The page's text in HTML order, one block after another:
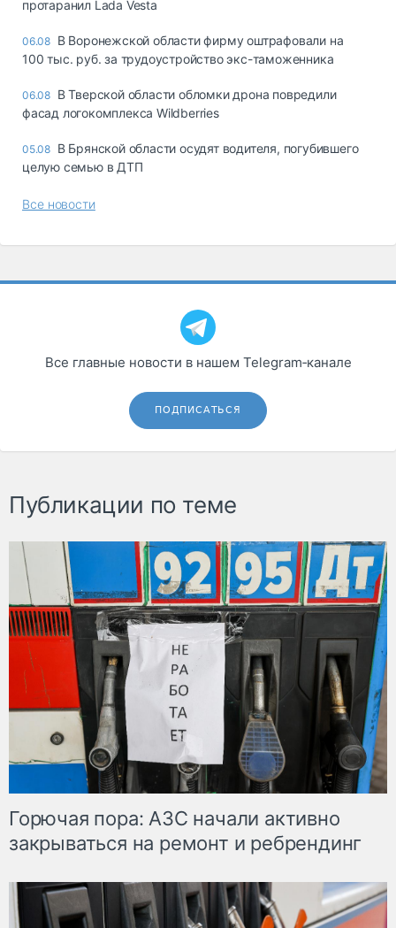
протаранил Lada Vesta
06.08 В Воронежской области фирму оштрафовали на
100 тыс. руб. за трудоустройство экс-таможенника
06.08 В Тверской области обломки дрона повредили
фасад логокомплекса Wildberries
05.08 В Брянской области осудят водителя, погубившего
целую семью в ДТП
Все новости
Все главные новости в нашем Telegram‑канале
ПОДПИСАТЬСЯ
Публикации по теме
Горючая пора: АЗС начали активно
закрываться на ремонт и ребрендинг